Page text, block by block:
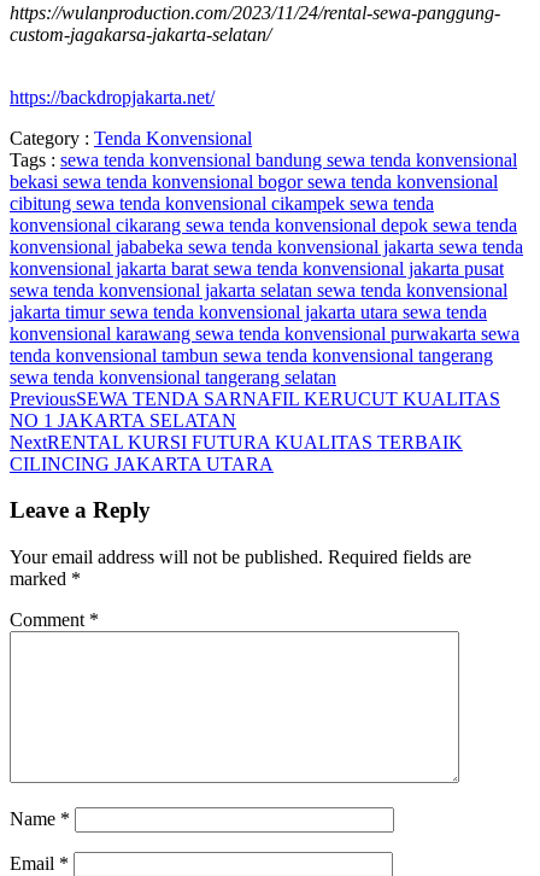
https://wulanproduction.com/2023/11/24/rental-sewa-panggung-
custom-jagakarsa-jakarta-selatan/
https://backdropjakarta.net/
Category : Tenda Konvensional
Tags : sewa tenda konvensional bandung sewa tenda konvensional
bekasi sewa tenda konvensional bogorsewa tenda konvensional
cibitung sewa tenda konvensional cikampek sewa tenda
konvensional cikarang sewa tenda konvensional depok sewa tenda
konvensional jababeka sewa tenda konvensional jakarta sewa tenda
konvensional jakarta barat sewa tenda konvensional jakarta pusat
sewa tenda konvensional jakarta selatan sewa tenda konvensional
jakarta timursewa tenda konvensional jakarta utara sewa tenda
konvensional karawang sewa tenda konvensional purwakarta sewa
tenda konvensional tambun sewa tenda konvensional tangerang
sewa tenda konvensional tangerang selatan
PreviousSEWA TENDA SARNAFIL KERUCUT KUALITAS
NO 1 JAKARTA SELATAN
NextRENTAL KURSI FUTURA KUALITAS TERBAIK
CILINCING JAKARTA UTARA
Leave a Reply
Your email address will not be published. Required fields are
marked *
Comment *
Name *
Email *